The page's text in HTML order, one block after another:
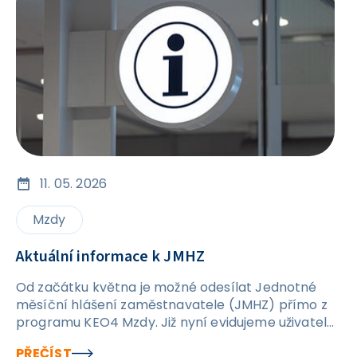
jiných pracovních vztahů). U těchto pracovních
vztahů je při zpětném vytváření hlášení JMHZ za
období leden až březen nastaven kód činnosti,
který byl nastaven v daném období, což v praxi
představuje problém. Z tohoto důvodu žádáme,
abyste s odesláním hlášení JMHZ za období leden
až březen v těchto případech vyčkali až na konec
května, případně na červen, kdy bude zveřejněna
další řádná aktualizace programu. V rámci této
činnosti u pracovních vztahů a tím správně
vyhodnotit v rámci JMHZ výše popsané situace.
11. 05. 2026
Mzdy
Aktuální informace k JMHZ
Od začátku května je možné odesílat Jednotné
měsíční hlášení zaměstnavatele (JMHZ) přímo z
programu KEO4 Mzdy. Již nyní evidujeme uživatele,